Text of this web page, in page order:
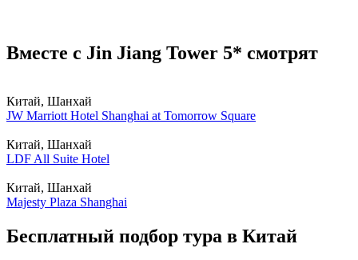
Вместе с Jin Jiang Tower 5* смотрят
Китай, Шанхай
JW Marriott Hotel Shanghai at Tomorrow Square
Китай, Шанхай
LDF All Suite Hotel
Китай, Шанхай
Majesty Plaza Shanghai
Бесплатный подбор тура в Китай